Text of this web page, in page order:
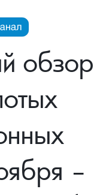
обзор
–